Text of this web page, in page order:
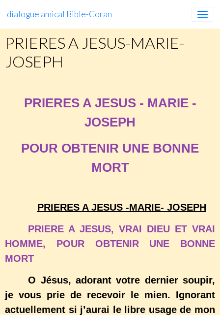
dialogue amical Bible-Coran
PRIERES A JESUS-MARIE-
JOSEPH
PRIERES A JESUS - MARIE -
JOSEPH
POUR OBTENIR UNE BONNE
MORT
PRIERES A JESUS -MARIE- JOSEPH
PRIERE A JESUS, VRAI DIEU ET VRAI
HOMME, POUR OBTENIR UNE BONNE
MORT
O Jésus, adorant votre dernier soupir,
je vous prie de recevoir le mien. Ignorant
actuellement si j’aurai le libre usage de mon